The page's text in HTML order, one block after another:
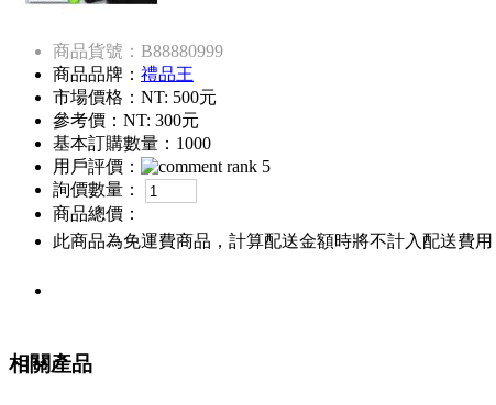
商品貨號：B88880999
商品品牌： 禮品王
市場價格： NT: 500元
參考價： NT: 300元
基本訂購數量：1000
用戶評價：
詢價數量：
商品總價：
此商品為免運費商品，計算配送金額時將不計入配送費用
相關產品